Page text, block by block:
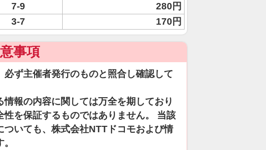
7-9
280円
3-7
170円
事項
ず主催者発行のものと照合し確認して
報の内容に関しては万全を期しており
を保証するものではありません。 当該
いても、株式会社NTTドコモおよび情